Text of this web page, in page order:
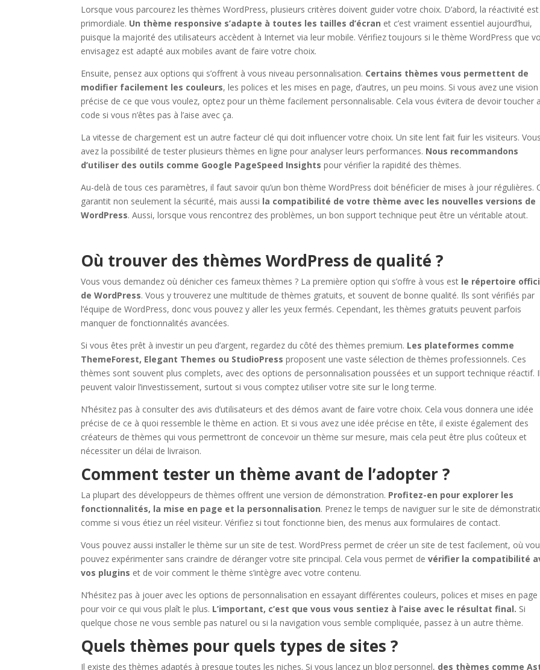
Lorsque vous parcourez les thèmes WordPress, plusieurs critères doivent guider votre choix. D’abord, la réactivité est
primordiale. Un thème responsive s’adapte à toutes les tailles d’écran et c’est vraiment essentiel aujourd’hui,
puisque la majorité des utilisateurs accèdent à Internet via leur mobile. Vérifiez toujours si le thème WordPress que
envisagez est adapté aux mobiles avant de faire votre choix.
Ensuite, pensez aux options qui s’offrent à vous niveau personnalisation. Certains thèmes vous permettent de
modifier facilement les couleurs, les polices et les mises en page, d’autres, un peu moins. Si vous avez une vision
précise de ce que vous voulez, optez pour un thème facilement personnalisable. Cela vous évitera de devoir toucher
code si vous n’êtes pas à l’aise avec ça.
La vitesse de chargement est un autre facteur clé qui doit influencer votre choix. Un site lent fait fuir les visiteurs. Vous
avez la possibilité de tester plusieurs thèmes en ligne pour analyser leurs performances. Nous recommandons
d’utiliser des outils comme Google PageSpeed Insights pour vérifier la rapidité des thèmes.
Au-delà de tous ces paramètres, il faut savoir qu’un bon thème WordPress doit bénéficier de mises à jour régulières.
garantit non seulement la sécurité, mais aussi la compatibilité de votre thème avec les nouvelles versions de
WordPress. Aussi, lorsque vous rencontrez des problèmes, un bon support technique peut être un véritable atout.
Où trouver des thèmes WordPress de qualité ?
Vous vous demandez où dénicher ces fameux thèmes ? La première option qui s’offre à vous est le répertoire
de WordPress. Vous y trouverez une multitude de thèmes gratuits, et souvent de bonne qualité. Ils sont vérifiés par
l’équipe de WordPress, donc vous pouvez y aller les yeux fermés. Cependant, les thèmes gratuits peuvent parfois
manquer de fonctionnalités avancées.
Si vous êtes prêt à investir un peu d’argent, regardez du côté des thèmes premium. Les plateformes comme
ThemeForest, Elegant Themes ou StudioPressproposent une vaste sélection de thèmes professionnels. Ces
thèmes sont souvent plus complets, avec des options de personnalisation poussées et un support technique réactif.
peuvent valoir l’investissement, surtout si vous comptez utiliser votre site sur le long terme.
N’hésitez pas à consulter des avis d’utilisateurs et des démos avant de faire votre choix. Cela vous donnera une idée
précise de ce à quoi ressemble le thème en action. Et si vous avez une idée précise en tête, il existe également des
créateurs de thèmes qui vous permettront de concevoir un thème sur mesure, mais cela peut être plus coûteux et
nécessiter un délai de livraison.
Comment tester un thème avant de l’adopter ?
La plupart des développeurs de thèmes offrent une version de démonstration. Profitez-en pour explorer les
fonctionnalités, la mise en page et la personnalisation. Prenez le temps de naviguer sur le site de
comme si vous étiez un réel visiteur. Vérifiez si tout fonctionne bien, des menus aux formulaires de contact.
Vous pouvez aussi installer le thème sur un site de test. WordPress permet de créer un site de test facilement, où
pouvez expérimenter sans craindre de déranger votre site principal. Cela vous permet devérifier la compatibilité
vos plugins et de voir comment le thème s’intègre avec votre contenu.
N’hésitez pas à jouer avec les options de personnalisation en essayant différentes couleurs, polices et mises en page
pour voir ce qui vous plaît le plus. L’important, c’est que vous vous sentiez à l’aise avec le résultat final. Si
quelque chose ne vous semble pas naturel ou si la navigation vous semble compliquée, passez à un autre thème.
Quels thèmes pour quels types de sites ?
Il existe des thèmes adaptés à presque toutes les niches. Si vous lancez un blog personnel, des thèmes comme